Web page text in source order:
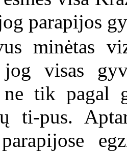
parapijos
minėtas
jog visas
ne tik pagal
ti-pus.